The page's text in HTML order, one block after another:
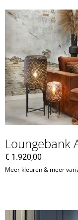
Loungebank
€ 1.920,00
Meer kleuren & meer